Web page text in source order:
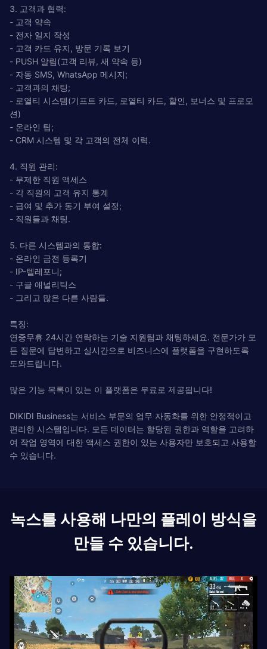
3. 고객과 협력:
- 고객 약속
- 전자 일지 작성
- 고객 카드 유지, 방문 기록 보기
- PUSH 알림(고객 리뷰, 새 약속 등)
- 자동 SMS, WhatsApp 메시지;
- 고객과의 채팅;
- 로열티 시스템(기프트 카드, 로열티 카드, 할인, 보너스 및 프로모
션)
- 온라인 팁;
- CRM 시스템 및 각 고객의 전체 이력.
4. 직원 관리:
- 무제한 직원 액세스
- 각 직원의 고객 유지 통계
- 급여 및 추가 동기 부여 설정;
- 직원들과 채팅.
5. 다른 시스템과의 통합:
- 온라인 금전 등록기
- IP-텔레포니;
- 구글 애널리틱스
- 그리고 많은 다른 사람들.
특징:
연중무휴 24시간 연락하는 기술 지원팀과 채팅하세요. 전문가가 모
든 질문에 답변하고 실시간으로 비즈니스에 플랫폼을 구현하도록
도와드립니다.
많은 기능 목록이 있는 이 플랫폼은 무료로 제공됩니다!
DIKIDI Business는 서비스 부문의 업무 자동화를 위한 안정적이고
편리한 시스템입니다. 모든 데이터는 할당된 권한과 역할을 고려하
여 작업 영역에 대한 액세스 권한이 있는 사용자만 보호되고 사용할
수 있습니다.
녹스를 사용해 나만의 플레이 방식을
만들 수 있습니다.